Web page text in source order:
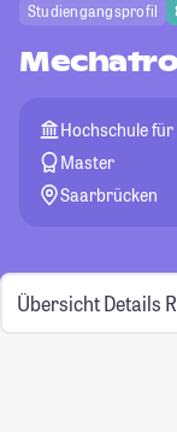
Studiengangsprofil
Hochschule
Master
Saarbrücken
Übersicht Details